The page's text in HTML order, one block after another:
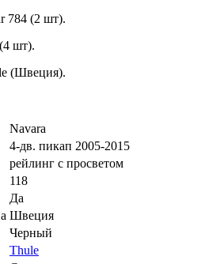
784 (2 шт).
шт).
(Швеция).
Navara
4-дв. пикап 2005-2015
рейлинг с просветом
118
Да
Швеция
Черный
Thule